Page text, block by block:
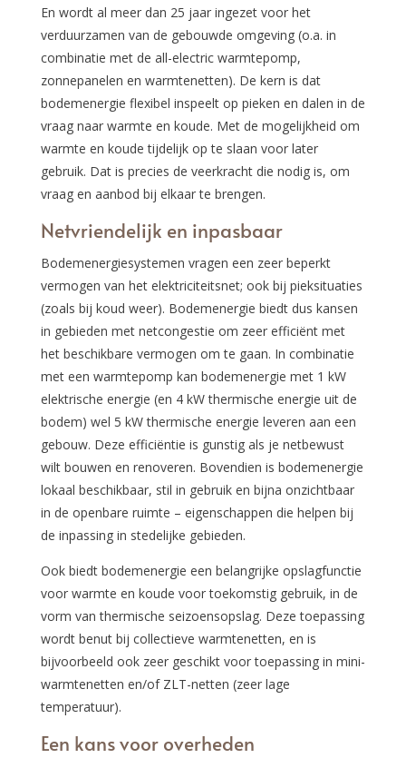
En wordt al meer dan 25 jaar ingezet voor het
verduurzamen van de gebouwde omgeving (o.a. in
combinatie met de all-electric warmtepomp,
zonnepanelen en warmtenetten). De kern is dat
bodemenergie flexibel inspeelt op pieken en dalen in de
vraag naar warmte en koude. Met de mogelijkheid om
warmte en koude tijdelijk op te slaan voor later
gebruik. Dat is precies de veerkracht die nodig is, om
vraag en aanbod bij elkaar te brengen.
Netvriendelijk en inpasbaar
Bodemenergiesystemen vragen een zeer beperkt
vermogen van het elektriciteitsnet; ook bij pieksituaties
(zoals bij koud weer). Bodemenergie biedt dus kansen
in gebieden met netcongestie om zeer efficiënt met
het beschikbare vermogen om te gaan. In combinatie
met een warmtepomp kan bodemenergie met 1 kW
elektrische energie (en 4 kW thermische energie uit de
bodem) wel 5 kW thermische energie leveren aan een
gebouw. Deze efficiëntie is gunstig als je netbewust
wilt bouwen en renoveren. Bovendien is bodemenergie
lokaal beschikbaar, stil in gebruik en bijna onzichtbaar
in de openbare ruimte – eigenschappen die helpen bij
de inpassing in stedelijke gebieden.
Ook biedt bodemenergie een belangrijke opslagfunctie
voor warmte en koude voor toekomstig gebruik, in de
vorm van thermische seizoensopslag. Deze toepassing
wordt benut bij collectieve warmtenetten, en is
bijvoorbeeld ook zeer geschikt voor toepassing in mini-
warmtenetten en/of ZLT-netten (zeer lage
temperatuur).
Een kans voor overheden